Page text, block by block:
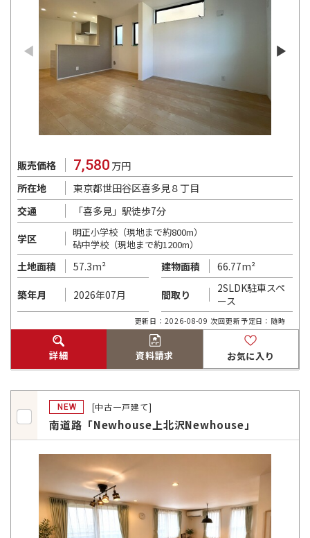
販売価格 7,580 万円
所在地
東京都世田谷区喜多見８丁目
交通
「喜多見」駅徒歩7分
学区
明正小学校（現地まで約800m）
砧中学校（現地まで約1200m）
土地面積 57.3m² 建物面積 66.77m²
築年月 2026年07月 間取り
2SLDK駐車スペ
ース
更新日：2026-08-09 次回更新予定日：随時
詳細 資料請求 お気に入り
NEW [中古一戸建て]
南道路「Newhouse上北沢Newhouse」